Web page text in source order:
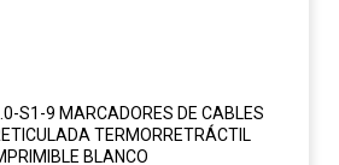
S1-9 MARCADORES DE CABLES
TERMORRETRÁCTIL
BLANCO